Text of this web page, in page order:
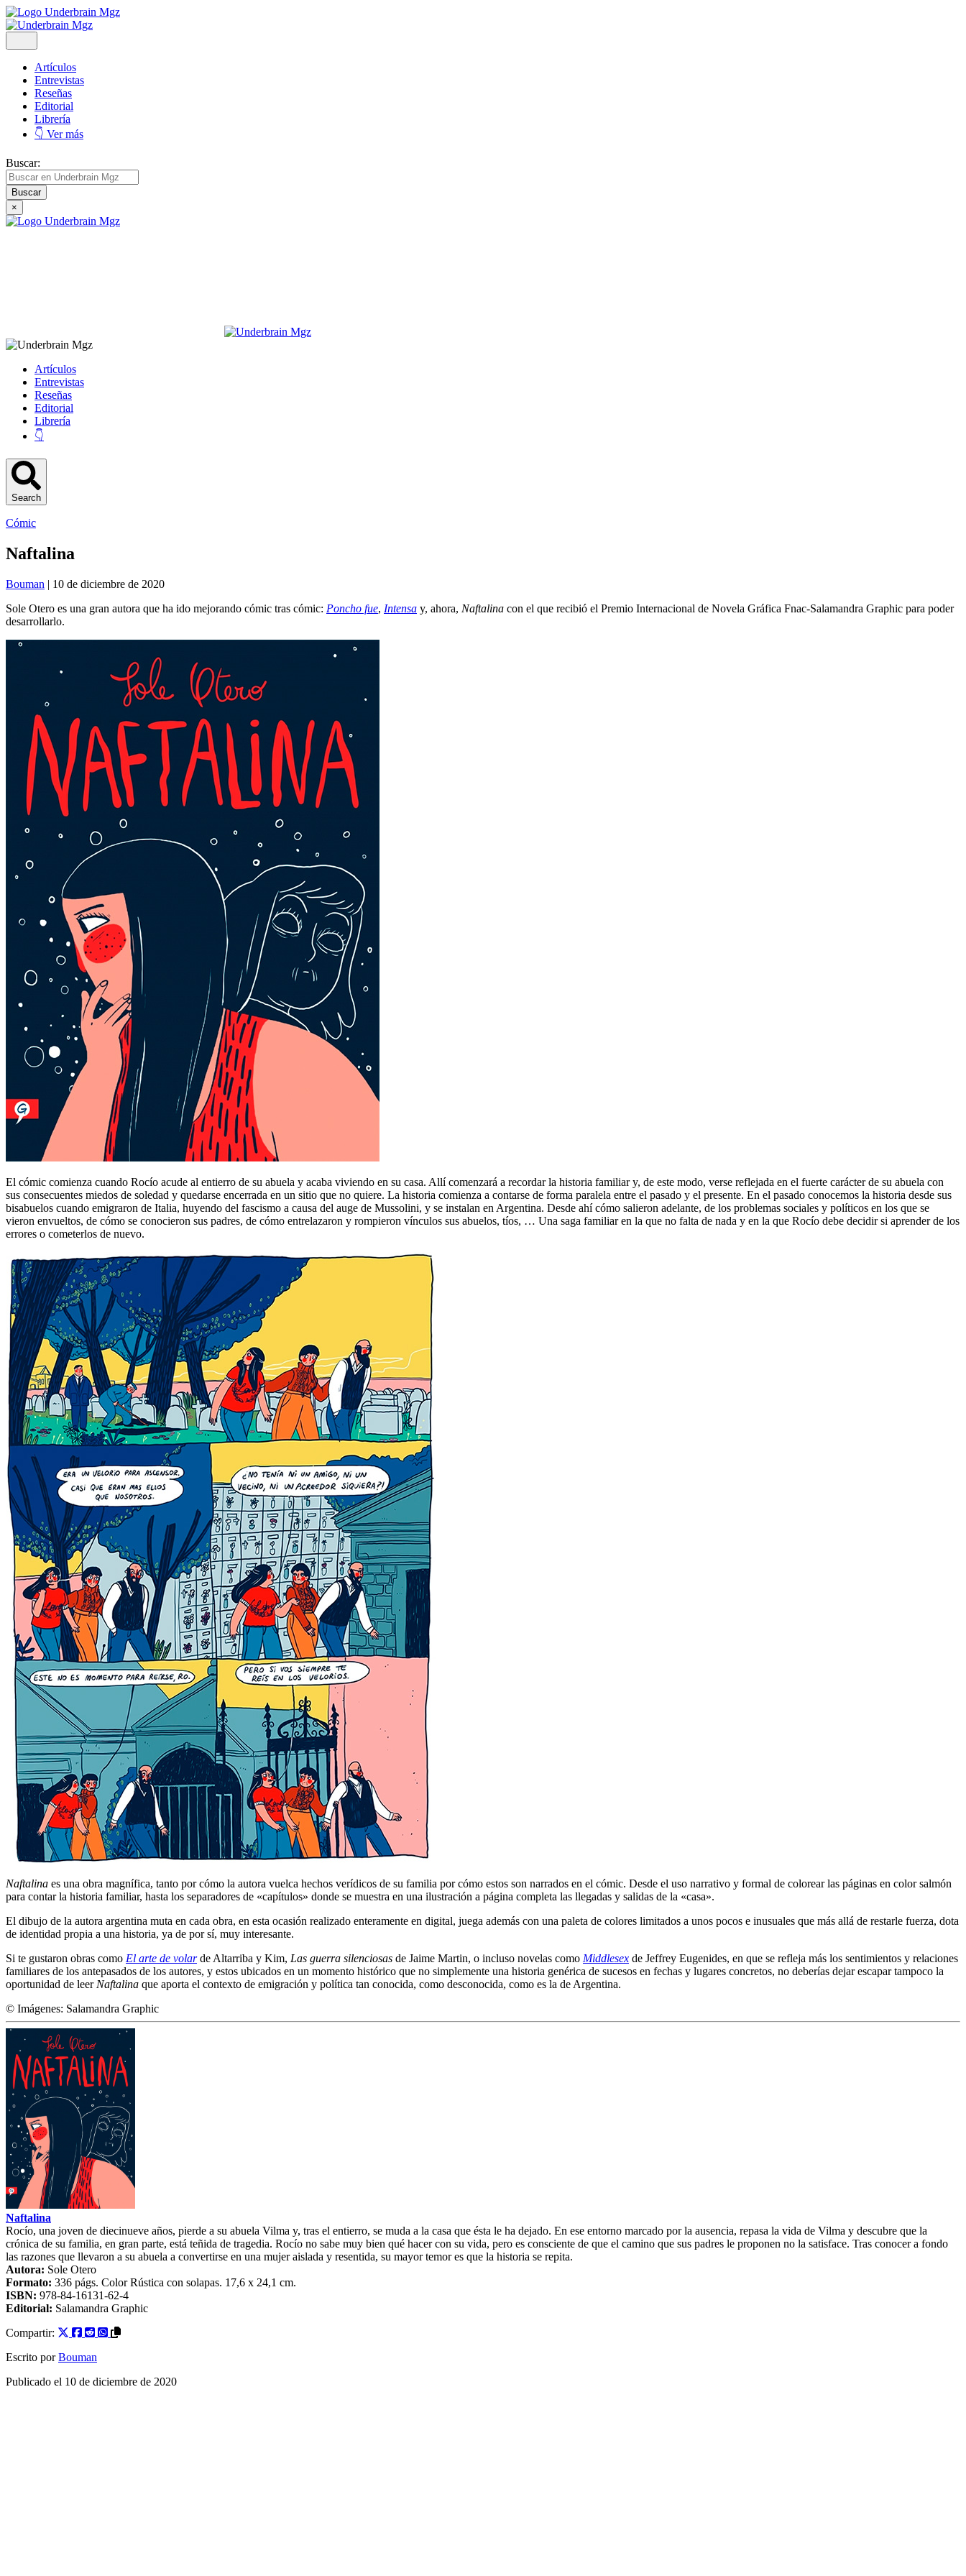
Artículos
Entrevistas
Reseñas
Editorial
Librería
👇 Ver más
Buscar:
×
Artículos
Entrevistas
Reseñas
Editorial
Librería
👇
Search
Cómic
Naftalina
Bouman | 10 de diciembre de 2020
Sole Otero es una gran autora que ha ido mejorando cómic tras cómic: Poncho fue, Intensa y, ahora, Naftalina con el que recibió el Premio Internacional de Novela Gráfica Fnac-Salamandra Graphic para poder
desarrollarlo.
El cómic comienza cuando Rocío acude al entierro de su abuela y acaba viviendo en su casa. Allí comenzará a recordar la historia familiar y, de este modo, verse reflejada en el fuerte carácter de su abuela con
sus consecuentes miedos de soledad y quedarse encerrada en un sitio que no quiere. La historia comienza a contarse de forma paralela entre el pasado y el presente. En el pasado conocemos la historia desde sus
bisabuelos cuando emigraron de Italia, huyendo del fascismo a causa del auge de Mussolini, y se instalan en Argentina. Desde ahí cómo salieron adelante, de los problemas sociales y políticos en los que se
vieron envueltos, de cómo se conocieron sus padres, de cómo entrelazaron y rompieron vínculos sus abuelos, tíos, … Una saga familiar en la que no falta de nada y en la que Rocío debe decidir si aprender de los
errores o cometerlos de nuevo.
Naftalina es una obra magnífica, tanto por cómo la autora vuelca hechos verídicos de su familia por cómo estos son narrados en el cómic. Desde el uso narrativo y formal de colorear las páginas en color salmón
para contar la historia familiar, hasta los separadores de «capítulos» donde se muestra en una ilustración a página completa las llegadas y salidas de la «casa».
El dibujo de la autora argentina muta en cada obra, en esta ocasión realizado enteramente en digital, juega además con una paleta de colores limitados a unos pocos e inusuales que más allá de restarle fuerza, dota
de identidad propia a una historia, ya de por sí, muy interesante.
Si te gustaron obras como El arte de volarde Altarriba y Kim, Las guerra silenciosas de Jaime Martin, o incluso novelas como Middlesex de Jeffrey Eugenides, en que se refleja más los sentimientos y relaciones
familiares de los antepasados de los autores, y estos ubicados en un momento histórico que no simplemente una historia genérica de sucesos en fechas y lugares concretos, no deberías dejar escapar tampoco la
oportunidad de leer Naftalina que aporta el contexto de emigración y política tan conocida, como desconocida, como es la de Argentina.
© Imágenes: Salamandra Graphic
Naftalina
Rocío, una joven de diecinueve años, pierde a su abuela Vilma y, tras el entierro, se muda a la casa que ésta le ha dejado. En ese entorno marcado por la ausencia, repasa la vida de Vilma y descubre que la
crónica de su familia, en gran parte, está teñida de tragedia. Rocío no sabe muy bien qué hacer con su vida, pero es consciente de que el camino que sus padres le proponen no la satisface. Tras conocer a fondo
las razones que llevaron a su abuela a convertirse en una mujer aislada y resentida, su mayor temor es que la historia se repita.
Autora: Sole Otero
Formato: 336 págs. ColorRústica con solapas. 17,6 x 24,1 cm.
ISBN: 978-84-16131-62-4
Editorial: Salamandra Graphic
Compartir:
Escrito por Bouman
Publicado el 10 de diciembre de 2020